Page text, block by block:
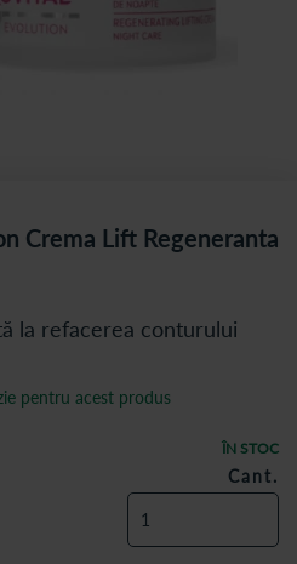
Crema Lift Regeneranta
la refacerea conturului
ÎN STOC
pentru acest produs
Cant.